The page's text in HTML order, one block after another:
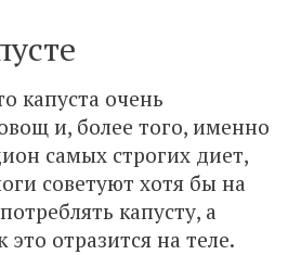
капуста очень
и, более того, именно
самых строгих диет,
советуют хотя бы на
капусту, а
это отразится на теле.